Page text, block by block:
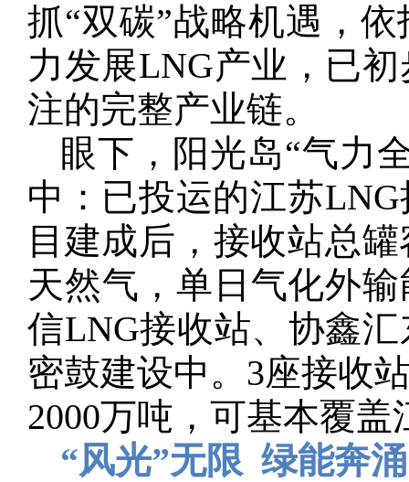
抓“双碳”战略机遇，
力发展LNG产业，已
注的完整产业链。
眼下，阳光岛“气力
中：已投运的江苏
目建成后，接收站总
天然气，单日气化外
信LNG接收站、协鑫
密鼓建设中。3座接收
2000万吨，可基本覆
“风光”无限 绿能奔涌